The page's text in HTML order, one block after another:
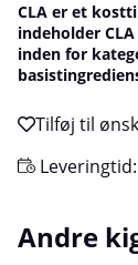
CLA er et
indeholder
inden for
Leveringtid:
Andre